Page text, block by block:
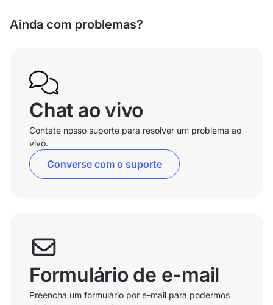
Ainda com problemas?
Chat ao vivo
Contate nosso suporte para resolver um problema ao
vivo.
Converse com o suporte
Formulário de e-mail
Preencha um formulário por e-mail para podermos